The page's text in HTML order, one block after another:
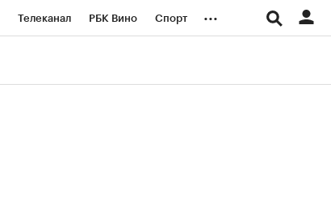
Телеканал РБК Вино Спорт ...